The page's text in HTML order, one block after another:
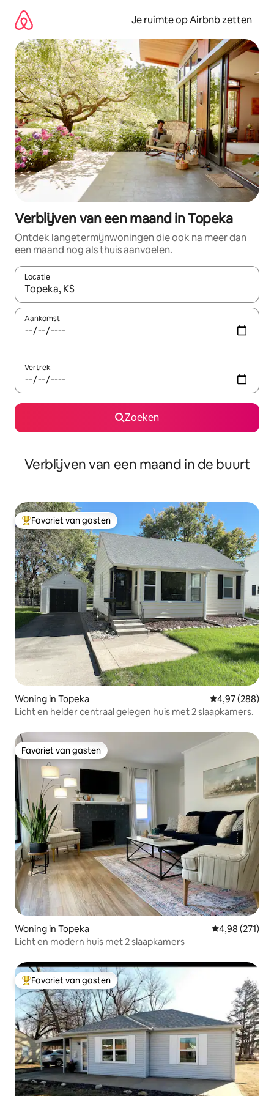
direct
naar
inhoud
Je ruimte op Airbnb zetten
Verblijven van een maand in Topeka
Ontdek langetermijnwoningen die ook na meer dan
een maand nog als thuis aanvoelen.
Locatie
Wanneer er suggesties beschikbaar zijn, maak je een keuze
Aankomst
Vertrek
Zoeken
Verblijven van een maand in de buurt
Topfavoriet van gasten
Favoriet van gasten
Woning in Topeka Gemiddelde
4,97 (288)
Licht en helder centraal gelegen huis met 2 slaapkamers.
Favoriet van gasten
Favoriet van gasten
Woning in Topeka Gemiddelde
4,98 (271)
Licht en modern huis met 2 slaapkamers
Topfavoriet van gasten
Favoriet van gasten